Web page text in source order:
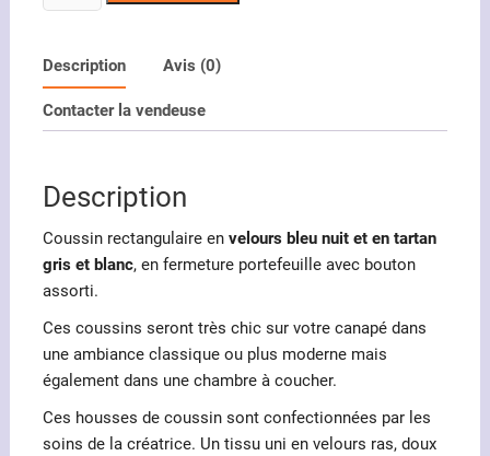
de
en
velours
bleu
gris
Description Avis (0)
Contacter la vendeuse
Description
Coussin rectangulaire envelours bleu nuit et en tartan
gris et blanc, en fermeture portefeuille avec bouton
assorti.
Ces coussins seront très chic sur votre canapé dans
une ambiance classique ou plus moderne mais
également dans une chambre à coucher.
Ces housses de coussin sont confectionnées par les
soins de la créatrice. Un tissu uni en velours ras, doux